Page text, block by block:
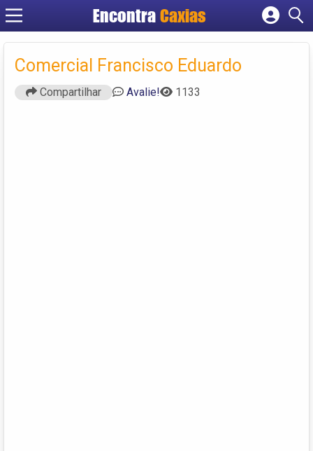
EncontraCaxias
Cadastrar empresa
Criar conta
Comercial Francisco Eduardo
Compartilhar Avalie! 1133